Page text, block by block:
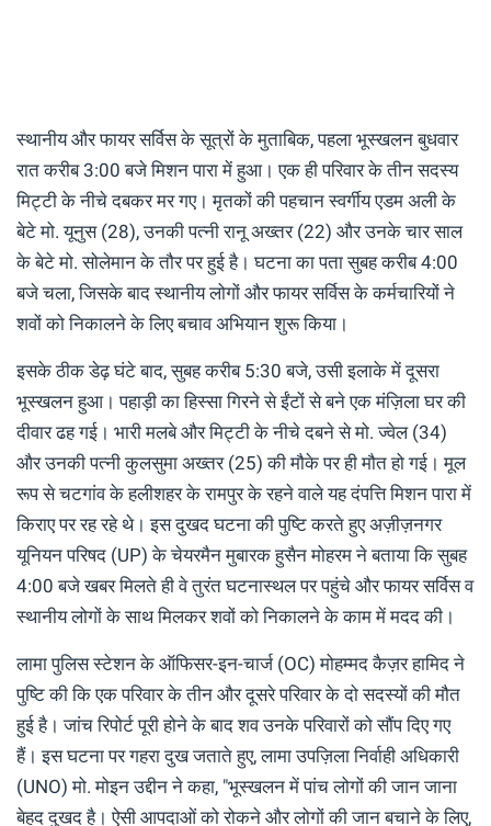
स्थानीय और फायर सर्विस के सूत्रों के मुताबिक, पहला भूस्खलन बुधवार
रात करीब 3:00 बजे मिशन पारा में हुआ। एक ही परिवार के तीन सदस्य
मिट्टी के नीचे दबकर मर गए। मृतकों की पहचान स्वर्गीय एडम अली के
बेटे मो. यूनुस (28), उनकी पत्नी रानू अख्तर (22) और उनके चार साल
के बेटे मो. सोलेमान के तौर पर हुई है। घटना का पता सुबह करीब 4:00
बजे चला, जिसके बाद स्थानीय लोगों और फायर सर्विस के कर्मचारियों ने
शवों को निकालने के लिए बचाव अभियान शुरू किया।
इसके ठीक डेढ़ घंटे बाद, सुबह करीब 5:30 बजे, उसी इलाके में दूसरा
भूस्खलन हुआ। पहाड़ी का हिस्सा गिरने से ईंटों से बने एक मंज़िला घर की
दीवार ढह गई। भारी मलबे और मिट्टी के नीचे दबने से मो. ज्वेल (34)
और उनकी पत्नी कुलसुमा अख्तर (25) की मौके पर ही मौत हो गई। मूल
रूप से चटगांव के हलीशहर के रामपुर के रहने वाले यह दंपत्ति मिशन पारा में
किराए पर रह रहे थे। इस दुखद घटना की पुष्टि करते हुए अज़ीज़नगर
यूनियन परिषद (UP) के चेयरमैन मुबारक हुसैन मोहरम ने बताया कि सुबह
4:00 बजे खबर मिलते ही वे तुरंत घटनास्थल पर पहुंचे और फायर सर्विस व
स्थानीय लोगों के साथ मिलकर शवों को निकालने के काम में मदद की।
लामा पुलिस स्टेशन के ऑफिसर-इन-चार्ज (OC) मोहम्मद कैज़र हामिद ने
पुष्टि की कि एक परिवार के तीन और दूसरे परिवार के दो सदस्यों की मौत
हुई है। जांच रिपोर्ट पूरी होने के बाद शव उनके परिवारों को सौंप दिए गए
हैं। इस घटना पर गहरा दुख जताते हुए, लामा उपज़िला निर्वाही अधिकारी
(UNO) मो. मोइन उद्दीन ने कहा, "भूस्खलन में पांच लोगों की जान जाना
बेहद दुखद है। ऐसी आपदाओं को रोकने और लोगों की जान बचाने के लिए,